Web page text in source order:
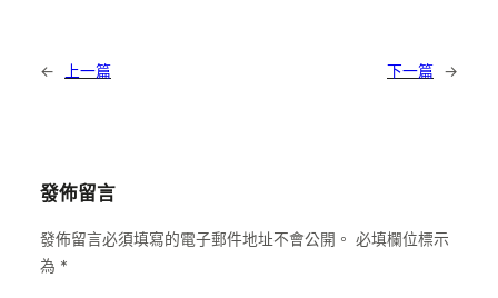
← 上一篇 下一篇 →
發佈留言
發佈留言必須填寫的電子郵件地址不會公開。 必填欄位標示
為 *